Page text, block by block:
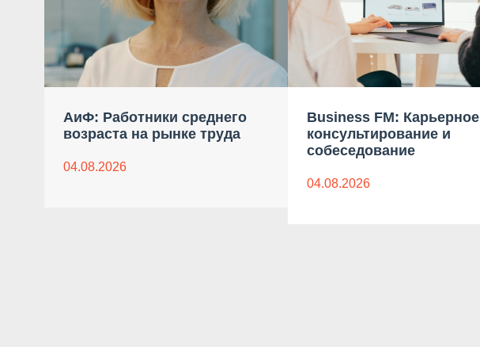
АиФ: Работники среднего
возраста на рынке труда
04.08.2026
Business FM: Карьерное
консультирование и
собеседование
04.08.2026